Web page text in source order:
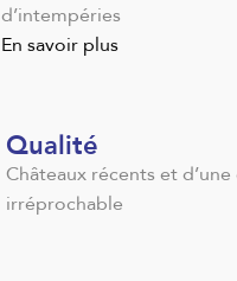
d’intempéries
En savoir plus
Qualité
Châteaux récents et
irréprochable